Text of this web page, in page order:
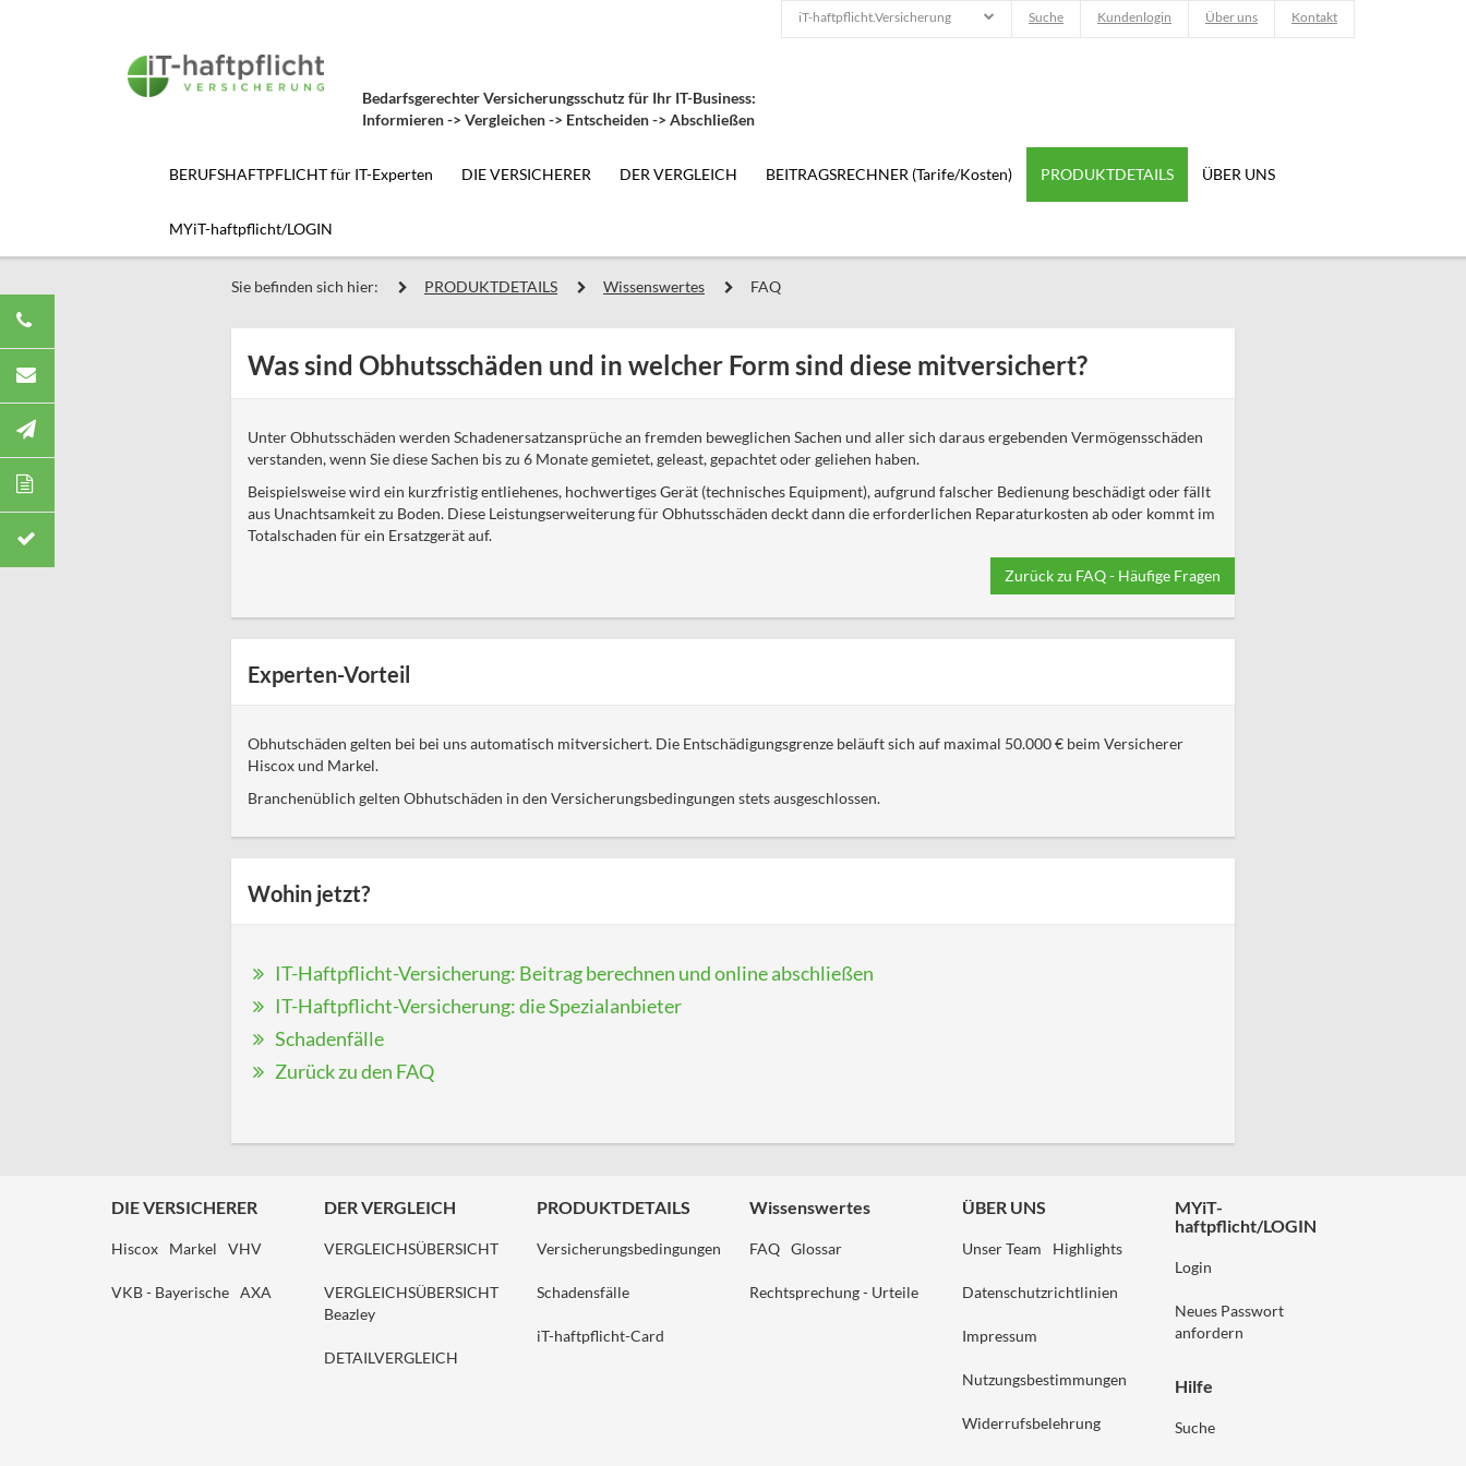
Bedarfsgerechter Versicherungsschutz für Ihr IT-Business:
Informieren -> Vergleichen -> Entscheiden -> Abschließen
iT-haftpflicht.Versicherung Suche Kundenlogin Über uns Kontakt
BERUFSHAFTPFLICHT für IT-Experten DIE VERSICHERER DER VERGLEICH BEITRAGSRECHNER (Tarife/Kosten) PRODUKTDETAILS ÜBER UNS
MYiT-haftpflicht/LOGIN
Sie befinden sich hier: PRODUKTDETAILS Wissenswertes FAQ
Was sind Obhutsschäden und in welcher Form sind diese mitversichert?
Unter Obhutsschäden werden Schadenersatzansprüche an fremden beweglichen Sachen und aller sich daraus ergebenden Vermögensschäden
verstanden, wenn Sie diese Sachen bis zu 6 Monate gemietet, geleast, gepachtet oder geliehen haben.
Beispielsweise wird ein kurzfristig entliehenes, hochwertiges Gerät (technisches Equipment), aufgrund falscher Bedienung beschädigt oder fällt
aus Unachtsamkeit zu Boden. Diese Leistungserweiterung für Obhutsschäden deckt dann die erforderlichen Reparaturkosten ab oder kommt im
Totalschaden für ein Ersatzgerät auf.
Zurück zu FAQ - Häufige Fragen
Experten-Vorteil
Obhutschäden gelten bei bei uns automatisch mitversichert. Die Entschädigungsgrenze beläuft sich auf maximal 50.000 € beim Versicherer
Hiscox und Markel.
Branchenüblich gelten Obhutschäden in den Versicherungsbedingungen stets ausgeschlossen.
Wohin jetzt?
IT-Haftpflicht-Versicherung: Beitrag berechnen und online abschließen
IT-Haftpflicht-Versicherung: die Spezialanbieter
Schadenfälle
Zurück zu den FAQ
DIE VERSICHERER
Hiscox Markel VHV
VKB - Bayerische AXA
DER VERGLEICH
VERGLEICHSÜBERSICHT
VERGLEICHSÜBERSICHT
Beazley
DETAILVERGLEICH
PRODUKTDETAILS
Versicherungsbedingungen
Schadensfälle
iT-haftpflicht-Card
Wissenswertes
FAQ Glossar
Rechtsprechung - Urteile
ÜBER UNS
Unser Team Highlights
Datenschutzrichtlinien
Impressum
Nutzungsbestimmungen
Widerrufsbelehrung
MYiT-
haftpflicht/LOGIN
Login
Neues Passwort
anfordern
Hilfe
Suche